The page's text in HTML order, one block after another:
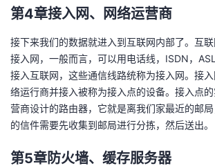
第4章接入网、网络运营商
接下来我们的数据就进入到互联网内部了。互
接入网，一般而言，可以用电话线，ISDN，
接入互联网，这些通信线路统称为接入网。接
络运行商并接入被称为接入点的设备。接入点
营商设计的路由器，它就是离我们家最近的邮
的信件需要先收集到邮局进行分拣，然后送出。
第5章防火墙、缓存服务器